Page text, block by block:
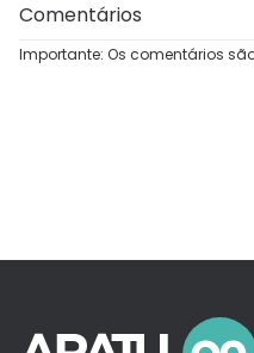
Comentários
Importante: Os comentários